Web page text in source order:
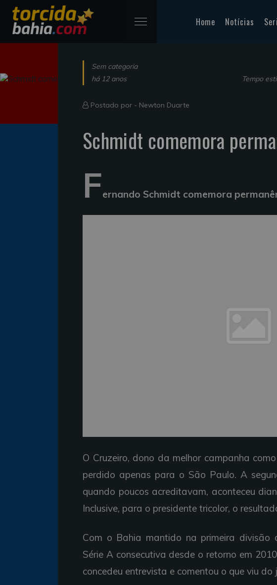
Home Notícias
Sem categoria
há 12 anos
Tempo
Postado por - Newton Duarte
Schmidt comemora
Fernando Schmidt comemora
O Cruzeiro, dono da melhor campanha
perdido apenas para o São Paulo. A
quando poucos acreditavam, aconteceu
Inclusive, para o presidente tricolor, o
Com o Bahia mantido na primeira divisão
Série A consecutiva desde o retorno em
concedeu entrevista e comentou o que viu